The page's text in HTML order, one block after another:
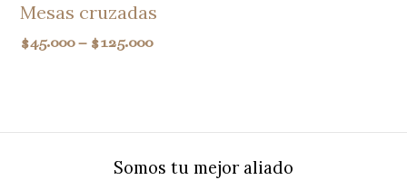
Mesas cruzadas
$45.000– $125.000
Somos tu mejor aliado